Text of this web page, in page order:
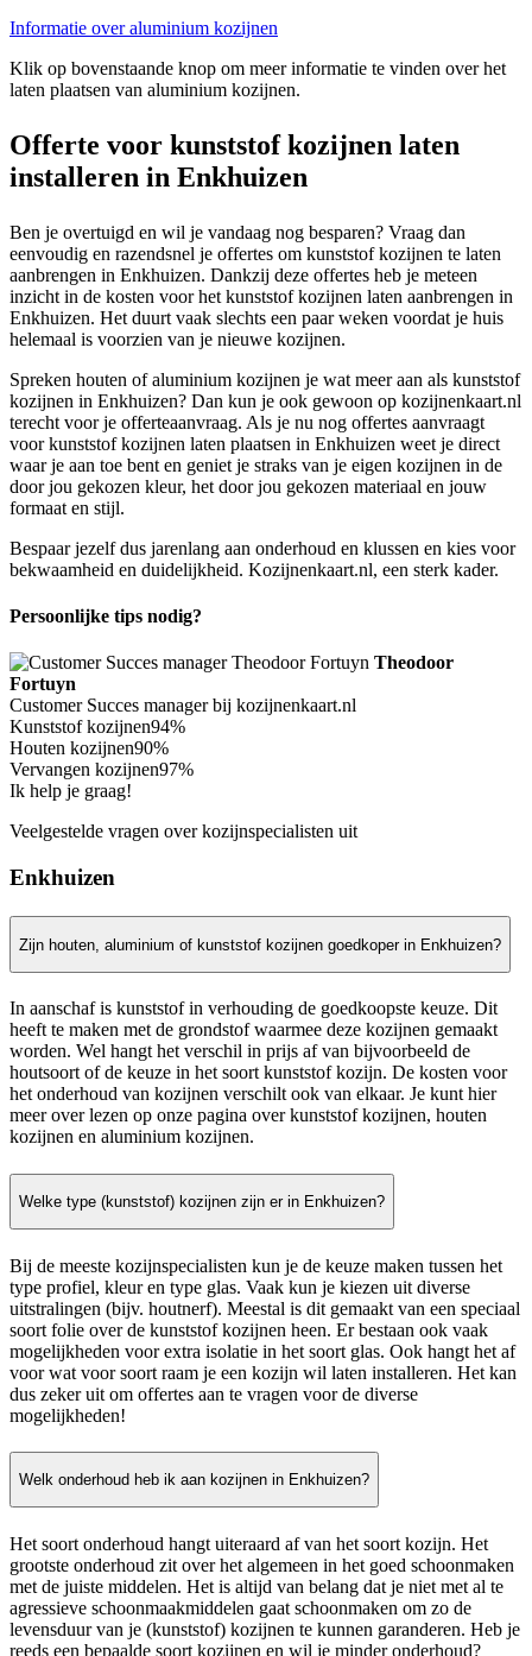
Informatie over aluminium kozijnen
Klik op bovenstaande knop om meer informatie te vinden over het
laten plaatsen van aluminium kozijnen.
Offerte voor kunststof kozijnen laten
installeren in Enkhuizen
Ben je overtuigd en wil je vandaag nog besparen? Vraag dan
eenvoudig en razendsnel je offertes om kunststof kozijnen te laten
aanbrengen in Enkhuizen. Dankzij deze offertes heb je meteen
inzicht in de kosten voor het kunststof kozijnen laten aanbrengen in
Enkhuizen. Het duurt vaak slechts een paar weken voordat je huis
helemaal is voorzien van je nieuwe kozijnen.
Spreken houten of aluminium kozijnen je wat meer aan als kunststof
kozijnen in Enkhuizen? Dan kun je ook gewoon op kozijnenkaart.nl
terecht voor je offerteaanvraag. Als je nu nog offertes aanvraagt
voor kunststof kozijnen laten plaatsen in Enkhuizen weet je direct
waar je aan toe bent en geniet je straks van je eigen kozijnen in de
door jou gekozen kleur, het door jou gekozen materiaal en jouw
formaat en stijl.
Bespaar jezelf dus jarenlang aan onderhoud en klussen en kies voor
bekwaamheid en duidelijkheid. Kozijnenkaart.nl, een sterk kader.
Persoonlijke tips nodig?
Theodoor
Fortuyn
Customer Succes manager bij kozijnenkaart.nl
Kunststof kozijnen94%
Houten kozijnen90%
Vervangen kozijnen97%
Ik help je graag!
Veelgestelde vragen over kozijnspecialisten uit
Enkhuizen
Zijn houten, aluminium of kunststof kozijnen goedkoper in Enkhuizen?
In aanschaf is kunststof in verhouding de goedkoopste keuze. Dit
heeft te maken met de grondstof waarmee deze kozijnen gemaakt
worden. Wel hangt het verschil in prijs af van bijvoorbeeld de
houtsoort of de keuze in het soort kunststof kozijn. De kosten voor
het onderhoud van kozijnen verschilt ook van elkaar. Je kunt hier
meer over lezen op onze pagina over kunststof kozijnen, houten
kozijnen en aluminium kozijnen.
Welke type (kunststof) kozijnen zijn er in Enkhuizen?
Bij de meeste kozijnspecialisten kun je de keuze maken tussen het
type profiel, kleur en type glas. Vaak kun je kiezen uit diverse
uitstralingen (bijv. houtnerf). Meestal is dit gemaakt van een speciaal
soort folie over de kunststof kozijnen heen. Er bestaan ook vaak
mogelijkheden voor extra isolatie in het soort glas. Ook hangt het af
voor wat voor soort raam je een kozijn wil laten installeren. Het kan
dus zeker uit om offertes aan te vragen voor de diverse
mogelijkheden!
Welk onderhoud heb ik aan kozijnen in Enkhuizen?
Het soort onderhoud hangt uiteraard af van het soort kozijn. Het
grootste onderhoud zit over het algemeen in het goed schoonmaken
met de juiste middelen. Het is altijd van belang dat je niet met al te
agressieve schoonmaakmiddelen gaat schoonmaken om zo de
levensduur van je (kunststof) kozijnen te kunnen garanderen. Heb je
reeds een bepaalde soort kozijnen en wil je minder onderhoud?